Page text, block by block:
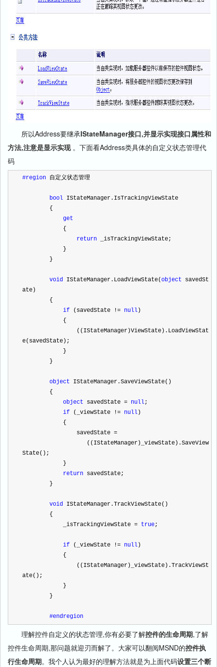
所以Address要继承IStateManager接口,并显示实现接口属性和
方法,注意是显示实现。下面看Address类具体的自定义状态管理代
码
#region 自定义状态管理
bool IStateManager.IsTrackingViewState
        {
get
            {
return _isTrackingViewState;
            }
        }
void IStateManager.LoadViewState(object savedSt
ate)
        {
if (savedState != null )
            {
e(savedState);
            }
        }
object IStateManager.SaveViewState()
        {
object savedState = null;
if (_viewState != null )
            {
                savedState
=
State();
            }
return savedState;
        }
void IStateManager.TrackViewState()
        {
            _isTrackingViewState
= true;
if (_viewState != null )
            {
ate();
            }
        }
#endregion
理解控件自定义的状态管理,你有必要了解控件的生命周期,了解
控件生命周期,那问题就迎刃而解了。大家可以翻阅MSND的控件执
行生命周期。我个人认为最好的理解方法就是为上面代码设置三个断